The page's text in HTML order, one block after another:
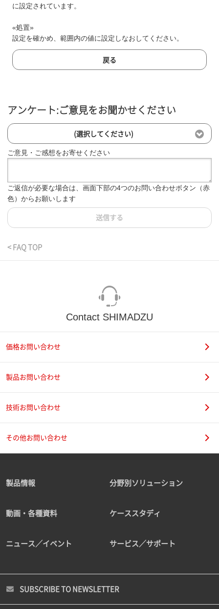
に設定されています。
«処置»
設定を確かめ、範囲内の値に設定しなおしてください。
戻る
アンケート:ご意見をお聞かせください
(選択してください)
ご意見・ご感想をお寄せください
ご返信が必要な場合は、画面下部の4つのお問い合わせボタン（赤
色）からお願いします
送信する
< FAQ TOP
Contact SHIMADZU
価格お問い合わせ
製品お問い合わせ
技術お問い合わせ
その他お問い合わせ
製品情報 分野別ソリューション
動画・各種資料 ケーススタディ
ニュース／イベント サービス／サポート
SUBSCRIBE TO NEWSLETTER